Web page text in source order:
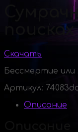
Скачать
Бессмертие
Артикул:
Описание